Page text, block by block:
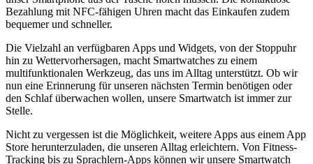
Bezahlung mit NFC-fähigen Uhren macht das Einkaufen zudem
bequemer und schneller.
Die Vielzahl an verfügbaren Apps und Widgets, von der Stoppuhr
hin zu Wettervorhersagen, macht Smartwatches zu einem
multifunktionalen Werkzeug, das uns im Alltag unterstützt. Ob wir
nun eine Erinnerung für unseren nächsten Termin benötigen oder
den Schlaf überwachen wollen, unsere Smartwatch ist immer zur
Stelle.
Nicht zu vergessen ist die Möglichkeit, weitere Apps aus einem App
Store herunterzuladen, die unseren Alltag erleichtern. Von Fitness-
Tracking bis zu Sprachlern-Apps können wir unsere Smartwatch